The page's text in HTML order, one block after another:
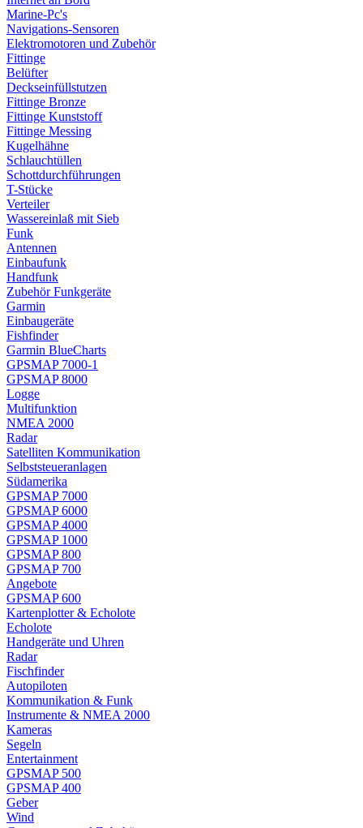
Marine-Pc's
Navigations-Sensoren
Elektromotoren und Zubehör
Fittinge
Belüfter
Deckseinfüllstutzen
Fittinge Bronze
Fittinge Kunststoff
Fittinge Messing
Kugelhähne
Schlauchtüllen
Schottdurchführungen
T-Stücke
Verteiler
Wassereinlaß mit Sieb
Funk
Antennen
Einbaufunk
Handfunk
Zubehör Funkgeräte
Garmin
Einbaugeräte
Fishfinder
Garmin BlueCharts
GPSMAP 7000-1
GPSMAP 8000
Logge
Multifunktion
NMEA 2000
Radar
Satelliten Kommunikation
Selbststeueranlagen
Südamerika
GPSMAP 7000
GPSMAP 6000
GPSMAP 4000
GPSMAP 1000
GPSMAP 800
GPSMAP 700
Angebote
GPSMAP 600
Kartenplotter & Echolote
Echolote
Handgeräte und Uhren
Radar
Fischfinder
Autopiloten
Kommunikation & Funk
Instrumente & NMEA 2000
Kameras
Segeln
Entertainment
GPSMAP 500
GPSMAP 400
Geber
Wind